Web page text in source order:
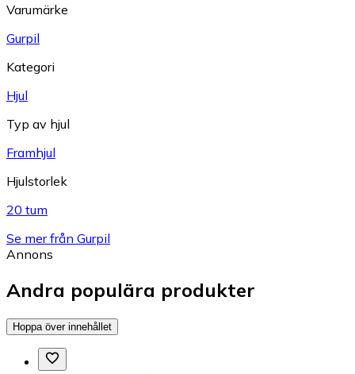
Varumärke
Gurpil
Kategori
Hjul
Typ av hjul
Framhjul
Hjulstorlek
20 tum
Se mer från Gurpil
Annons
Andra populära produkter
Hoppa över innehållet